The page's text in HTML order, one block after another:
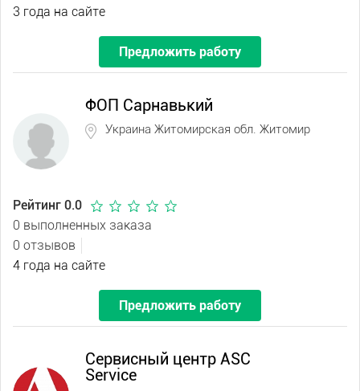
3 года на сайте
Предложить работу
ФОП Сарнавький
Украина Житомирская обл. Житомир
Рейтинг 0.0
0 выполненных заказа
0 отзывов
4 года на сайте
Предложить работу
Сервисный центр ASC
Service